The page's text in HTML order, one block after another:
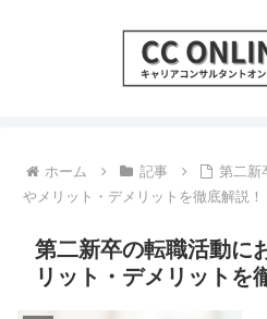
ホーム 記事
第二新
やメリット・デメリットを徹底解説！
第二新卒の転職活動に
リット・デメリットを